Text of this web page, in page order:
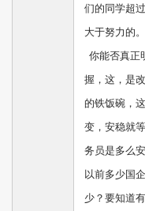
们的同学超
大于努力的
你能否真正
握，这，是
的铁饭碗，
变，安稳就
务员是多么
以前多少国
少？要知道